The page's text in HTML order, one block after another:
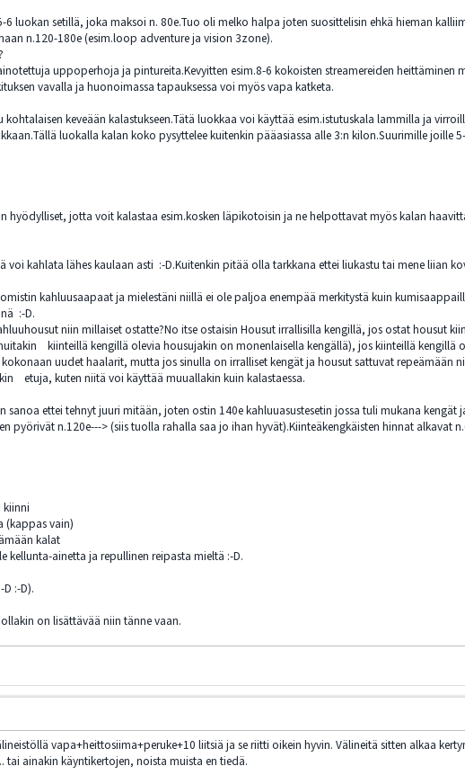
luokan setillä, joka maksoi n. 80e.Tuo oli melko halpa joten suosittelisin ehkä hieman
n.120-180e (esim.loop adventure ja vision 3zone).
uppoperhoja ja pintureita.Kevyitten esim.8-6 kokoisten streamereiden heittäminen
vavalla ja huonoimassa tapauksessa voi myös vapa katketa.
keveään kalastukseen.Tätä luokkaa voi käyttää esim.istutuskala lammilla ja
luokalla kalan koko pysyttelee kuitenkin pääasiassa alle 3:n kilon.Suurimille joille
hyödylliset, jotta voit kalastaa esim.kosken läpikotoisin ja ne helpottavat myös kalan
voi kahlata lähes kaulaan asti :-D.Kuitenkin pitää olla tarkkana ettei liukastu tai mene liian
kahluusaapaat ja mielestäni niillä ei ole paljoa enempää merkitystä kuin
:-D.
niin millaiset ostatte?No itse ostaisin Housut irrallisilla kengillä, jos ostat housut
kiinteillä kengillä olevia housujakin on monenlaisella kengällä), jos kiinteillä kengillä
uudet haalarit, mutta jos sinulla on irralliset kengät ja housut sattuvat repeämään
etuja, kuten niitä voi käyttää muuallakin kuin kalastaessa.
ettei tehnyt juuri mitään, joten ostin 140e kahluuasustesetin jossa tuli mukana kengät
pyörivät n.120e---> (siis tuolla rahalla saa jo ihan hyvät).Kiinteäkengkäisten hinnat alkavat
kiinni
(kappas vain)
kalat
ainetta ja repullinen reipasta mieltä :-D.
:-D).
on lisättävää niin tänne vaan.
vapa+heittosiima+peruke+10 liitsiä ja se riitti oikein hyvin. Välineitä sitten alkaa
tai ainakin käyntikertojen, noista muista en tiedä.